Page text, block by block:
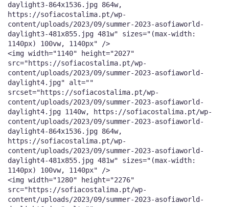
daylight3-864x1536.jpg 864w,
https://sofiacostalima.pt/wp-
content/uploads/2023/09/summer-2023-asofiaworld-
daylight3-481x855.jpg 481w" sizes="(max-width:
1140px) 100vw, 1140px" />
<img width="1140" height="2027"
src="https://sofiacostalima.pt/wp-
content/uploads/2023/09/summer-2023-asofiaworld-
daylight4.jpg" alt=""
srcset="https://sofiacostalima.pt/wp-
content/uploads/2023/09/summer-2023-asofiaworld-
daylight4.jpg 1140w, https://sofiacostalima.pt/wp-
content/uploads/2023/09/summer-2023-asofiaworld-
daylight4-864x1536.jpg 864w,
https://sofiacostalima.pt/wp-
content/uploads/2023/09/summer-2023-asofiaworld-
daylight4-481x855.jpg 481w" sizes="(max-width:
1140px) 100vw, 1140px" />
<img width="1280" height="2276"
src="https://sofiacostalima.pt/wp-
content/uploads/2023/09/summer-2023-asofiaworld-